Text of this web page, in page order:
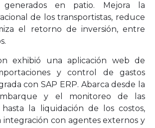
generados en patio. Mejora la
de los transportistas, reduce
el retorno de inversión, entre
exhibió una aplicación web de
y control de gastos
con SAP ERP. Abarca desde la
y el monitoreo de las
hasta la liquidación de los costos,
integración con agentes externos y